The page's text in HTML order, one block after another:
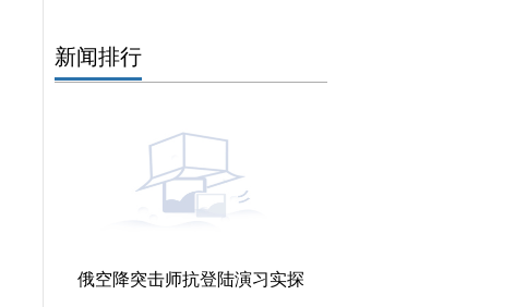
新闻排行
俄空降突击师抗登陆演习实探